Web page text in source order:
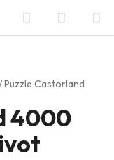
Hledat
KOŠÍK
Puzzle Castorland
4000